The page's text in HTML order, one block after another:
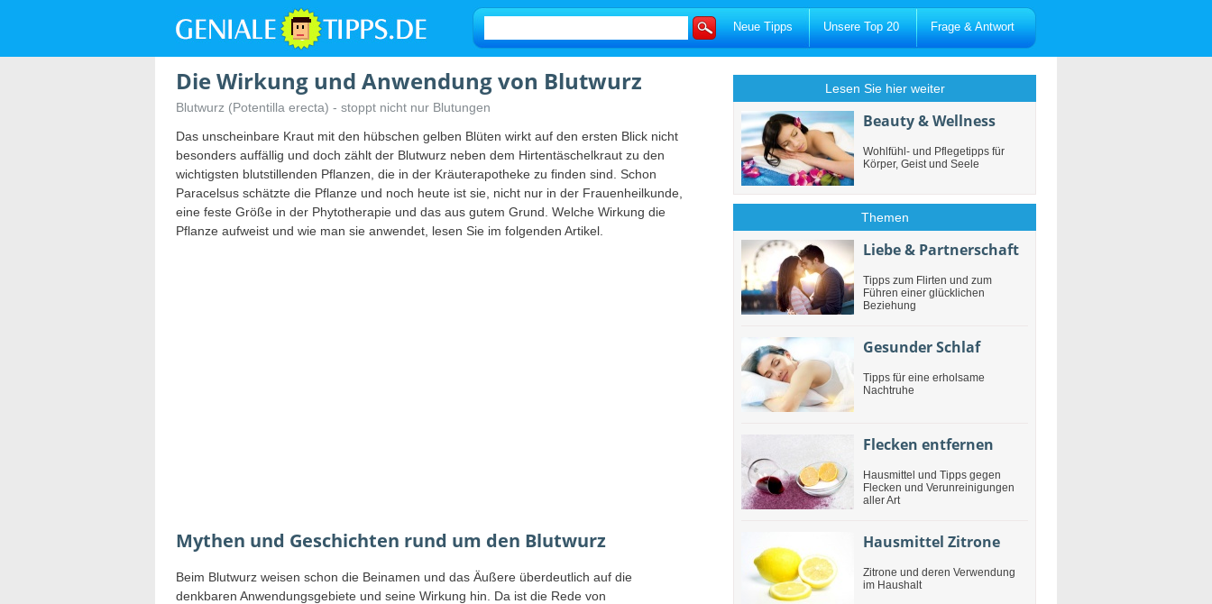
Neue Tipps Unsere Top 20 Frage & Antwort
Die Wirkung und Anwendung von Blutwurz
Blutwurz (Potentilla erecta) - stoppt nicht nur Blutungen
Das unscheinbare Kraut mit den hübschen gelben Blüten wirkt auf den ersten Blick nicht
besonders auffällig und doch zählt der Blutwurz neben dem Hirtentäschelkraut zu den
wichtigsten blutstillenden Pflanzen, die in der Kräuterapotheke zu finden sind. Schon
Paracelsus schätzte die Pflanze und noch heute ist sie, nicht nur in der Frauenheilkunde,
eine feste Größe in der Phytotherapie und das aus gutem Grund. Welche Wirkung die
Pflanze aufweist und wie man sie anwendet, lesen Sie im folgenden Artikel.
Mythen und Geschichten rund um den Blutwurz
Beim Blutwurz weisen schon die Beinamen und das Äußere überdeutlich auf die
denkbaren Anwendungsgebiete und seine Wirkung hin. Da ist die Rede von
Lesen Sie hier weiter
Beauty & Wellness
Wohlfühl- und Pflegetipps für
Körper, Geist und Seele
Themen
Liebe & Partnerschaft
Tipps zum Flirten und zum
Führen einer glücklichen
Beziehung
Gesunder Schlaf
Tipps für eine erholsame
Nachtruhe
Flecken entfernen
Hausmittel und Tipps gegen
Flecken und Verunreinigungen
aller Art
Hausmittel Zitrone
Zitrone und deren Verwendung
im Haushalt